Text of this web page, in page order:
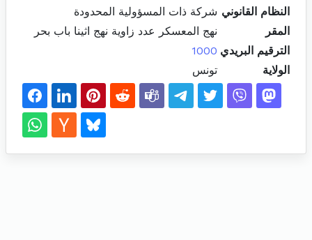
النظام القانوني شركة ذات المسؤولية المحدودة
المقر
نهج المعسكر عدد زاوية نهج اثينا باب بحر
الترقيم البريدي 1000
الولاية
تونس